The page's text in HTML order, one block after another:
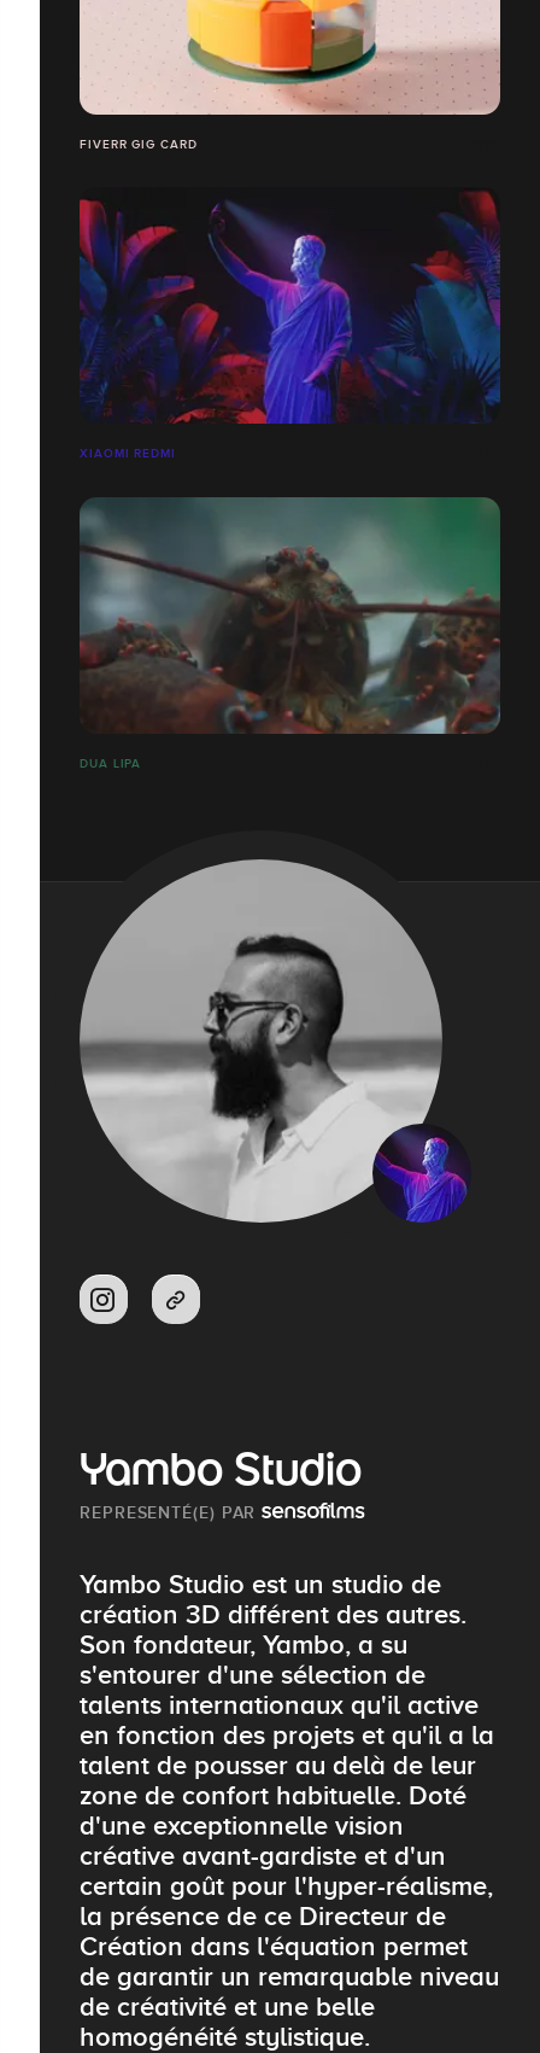
FIVERR GIG CARD
XIAOMI REDMI
DUA LIPA
Yambo Studio
REPRESENTÉ(E) PAR
Yambo Studio est un studio de
création 3D différent des autres.
Son fondateur, Yambo, a su
s'entourer d'une sélection de
talents internationaux qu'il active
en fonction des projets et qu'il a la
talent de pousser au delà de leur
zone de confort habituelle. Doté
d'une exceptionnelle vision
créative avant-gardiste et d'un
certain goût pour l'hyper-réalisme,
la présence de ce Directeur de
Création dans l'équation permet
de garantir un remarquable niveau
de créativité et une belle
homogénéité stylistique.